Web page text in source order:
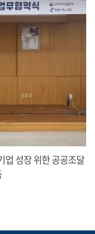
업 성장 위한 공공조달